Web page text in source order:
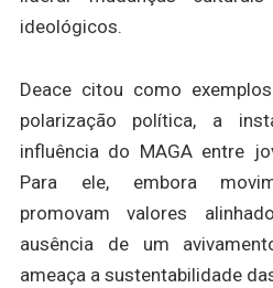
ideológicos.
Deace citou como
polarização política, a
influência do MAGA entre
Para ele, embora
promovam valores
ausência de um
ameaça a sustentabilidade